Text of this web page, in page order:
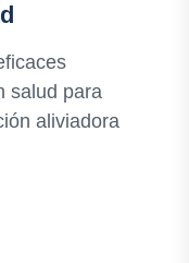
salud para
aliviadora